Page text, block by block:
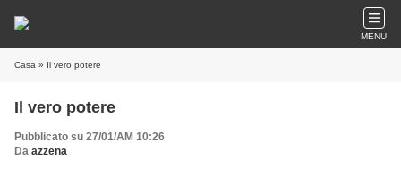
MENU
Casa » Il vero potere
Il vero potere
Pubblicato su 27/01/AM 10:26
Da azzena